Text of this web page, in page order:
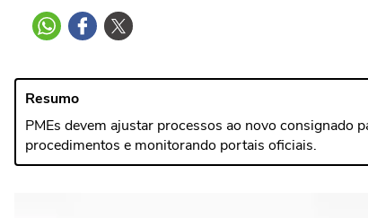
Resumo
PMEs devem ajustar processos ao novo consignado
procedimentos e monitorando portais oficiais.